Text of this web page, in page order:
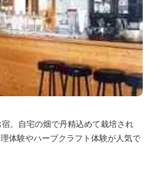
。自宅の畑で丹精込めて栽培され
体験やハーブクラフト体験が人気で